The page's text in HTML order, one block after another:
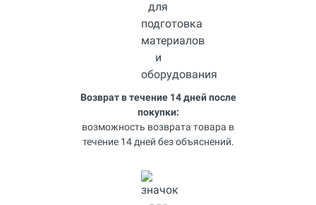
Возврат в течение 14 дней после
покупки:
возможность возврата товара в
течение 14 дней без объяснений.